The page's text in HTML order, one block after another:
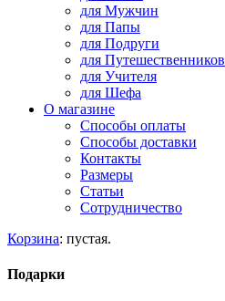
для Мужчин
для Папы
для Подруги
для Путешественников
для Учителя
для Шефа
О магазине
Способы оплаты
Способы доставки
Контакты
Размеры
Статьи
Сотрудничество
Корзина: пустая.
Подарки